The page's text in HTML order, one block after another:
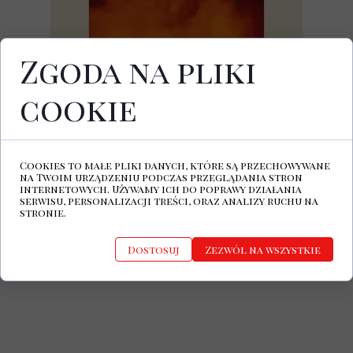
Dziś ukazał się najnowszy album IST IST
zatytułowany
najnowszym krążku muzyków z
kompozycji.
KliknijTUTAJaby kupić płytę.
Zgoda na pliki
cookie
Cookies to małe pliki danych, które są przechowywane
na Twoim urządzeniu podczas przeglądania stron
internetowych. Używamy ich do poprawy działania
serwisu, personalizacji treści, oraz analizy ruchu na
stronie.
Dostosuj Zezwól na wszystkie